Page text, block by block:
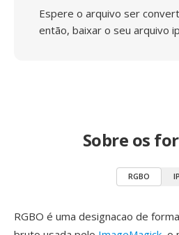
Espere o arquivo ser
então, baixar o seu arquivo
Sobre os
RGBO
RGBO é uma designacao de